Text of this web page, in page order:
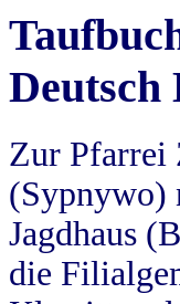
Deutsch
Zur Pfarrei
(Sypnywo)
Jagdhaus
die